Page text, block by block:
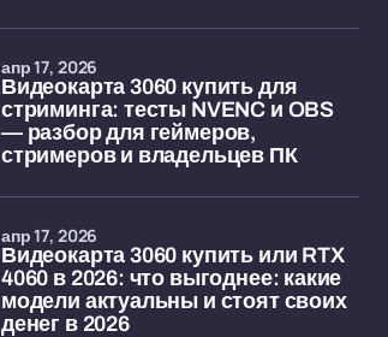
Видеокарта 3060 купить для
стриминга: тесты NVENC и OBS
— разбор для геймеров,
стримеров и владельцев ПК
апр 17, 2026
Видеокарта 3060 купить или RTX
4060 в 2026: что выгоднее: какие
модели актуальны и стоят своих
денег в 2026
апр 17, 2026